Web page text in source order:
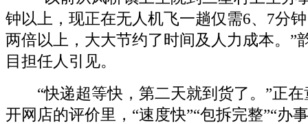
钟以上，现正在无人机飞一趟仅需6、7分
两倍以上，大大节约了时间及人力成本。”
目担任人引见。
“快递超等快，第二天就到货了。”正在
开网店的评价里，“速度快”“包拆完整”“办